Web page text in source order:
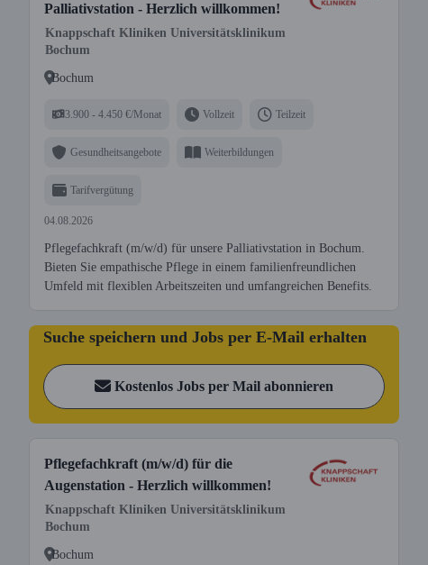
Palliativstation - Herzlich willkommen!
Knappschaft Kliniken Universitätsklinikum
Bochum
Bochum
3.900 - 4.450 €/Monat Vollzeit Teilzeit
Gesundheitsangebote Weiterbildungen
Tarifvergütung
04.08.2026
Pflegefachkraft (m/w/d) für unsere Palliativstation in Bochum.
Bieten Sie empathische Pflege in einem familienfreundlichen
Umfeld mit flexiblen Arbeitszeiten und umfangreichen Benefits.
Suche speichern und Jobs per E-Mail erhalten
Kostenlos Jobs per Mail abonnieren
Pflegefachkraft (m/w/d) für die
Augenstation - Herzlich willkommen!
Knappschaft Kliniken Universitätsklinikum
Bochum
Bochum